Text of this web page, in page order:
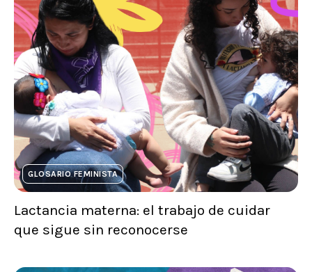
GLOSARIO FEMINISTA
Lactancia materna: el trabajo de cuidar
que sigue sin reconocerse